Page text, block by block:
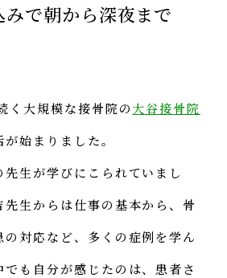
で朝から深夜まで
く大規模な接骨院の大谷接骨院
始まりました。
先生が学びにこられていまし
先生からは仕事の基本から、骨
対応など、多くの症例を学ん
も自分が感じたのは、患者さ